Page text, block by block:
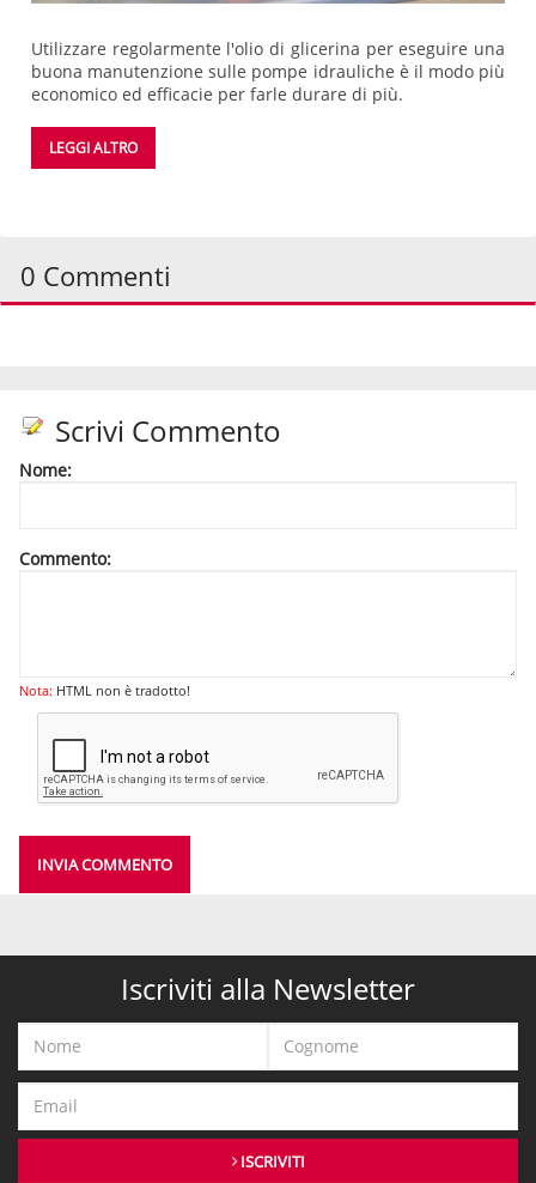
Utilizzare regolarmente l'olio di glicerina per eseguire una
buona manutenzione sulle pompe idrauliche è il modo più
economico ed efficacie per farle durare di più.
LEGGI ALTRO
0 Commenti
Scrivi Commento
Nome:
Commento:
Nota: HTML non è tradotto!
INVIA COMMENTO
Iscriviti alla Newsletter
ISCRIVITI